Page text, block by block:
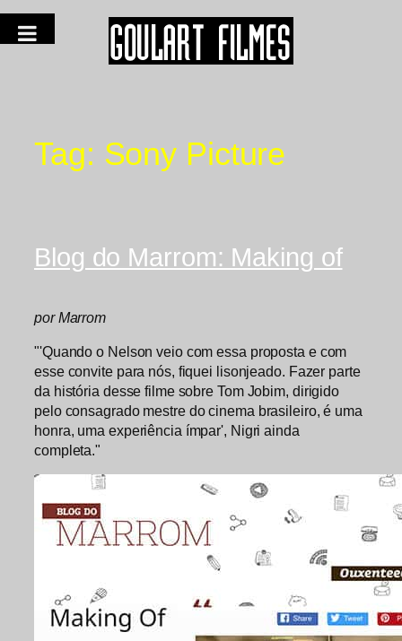
Tag: Sony Picture
Blog do Marrom: Making of
por Marrom
"'Quando o Nelson veio com essa proposta e com
esse convite para nós, fiquei lisonjeado. Fazer parte
da história desse filme sobre Tom Jobim, dirigido
pelo consagrado mestre do cinema brasileiro, é uma
honra, uma experiência ímpar', Nigri ainda
completa."